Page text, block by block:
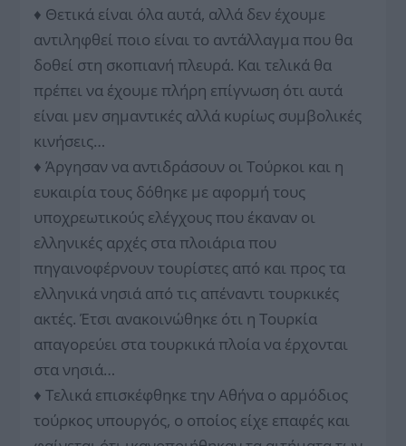
♦ Θετικά είναι όλα αυτά, αλλά δεν έχουμε
αντιληφθεί ποιο είναι το αντάλλαγμα που θα
δοθεί στη σκοπιανή πλευρά. Και τελικά θα
πρέπει να έχουμε πλήρη επίγνωση ότι αυτά
είναι μεν σημαντικές αλλά κυρίως συμβολικές
κινήσεις…
♦ Άργησαν να αντιδράσουν οι Τούρκοι και η
ευκαιρία τους δόθηκε με αφορμή τους
υποχρεωτικούς ελέγχους που έκαναν οι
ελληνικές αρχές στα πλοιάρια που
πηγαινοφέρνουν τουρίστες από και προς τα
ελληνικά νησιά από τις απέναντι τουρκικές
ακτές. Έτσι ανακοινώθηκε ότι η Τουρκία
απαγορεύει στα τουρκικά πλοία να έρχο­νται
στα νησιά…
♦ Τελικά επισκέφθηκε την Αθήνα ο αρμόδιος
τούρκος υπουργός, ο οποίος είχε επαφές και